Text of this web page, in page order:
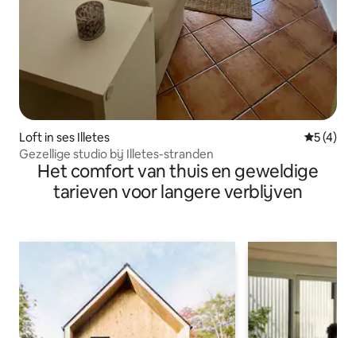
Loft in ses Illetes
5 (4)
Gezellige studio bij Illetes-stranden
Het comfort van thuis en geweldige
tarieven voor langere verblijven